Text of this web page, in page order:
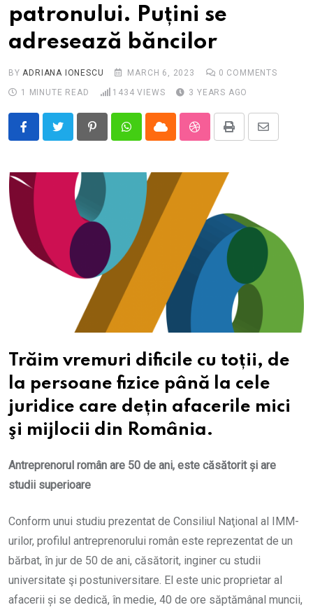
patronului. Puțini se
adresează băncilor
BYADRIANA IONESCU MARCH 6, 2023 0 COMMENTS
1 MINUTE READ
1434 VIEWS 3 YEARS AGO
PinterestWhatsappCloud StumbleUpon
Print
Share
Trăim vremuri dificile cu toții, de
la persoane fizice până la cele
juridice care dețin afacerile mici
şi mijlocii din România.
Antreprenorul român are 50 de ani, este căsătorit și are
studii superioare
Conform unui studiu prezentat de Consiliul Naţional al IMM-
urilor, profilul antreprenorului român este reprezentat de un
bărbat, în jur de 50 de ani, căsătorit, inginer cu studii
universitate şi postuniversitare. El este unic proprietar al
afacerii și se dedică, în medie, 40 de ore săptămânal muncii,